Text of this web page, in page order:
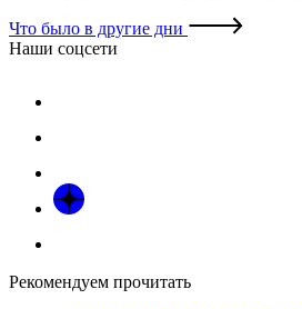
Что было в другие дни
Наши соцсети
Рекомендуем прочитать